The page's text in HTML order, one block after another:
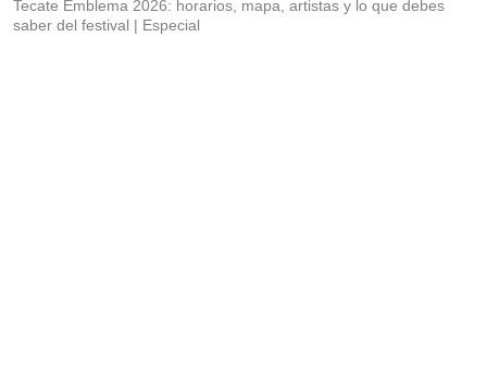
Tecate Emblema 2026: horarios, mapa, artistas y lo que debes
saber del festival
Especial